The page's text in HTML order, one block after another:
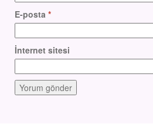
E-posta *
İnternet sitesi